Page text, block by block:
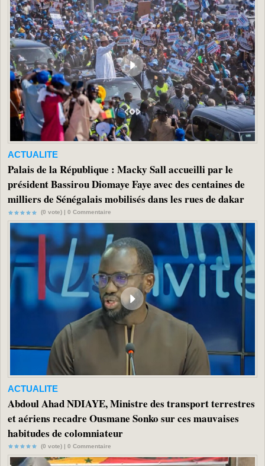
ACTUALITE
Palais de la République : Macky Sall accueilli par le
président Bassirou Diomaye Faye avec des centaines de
milliers de Sénégalais mobilisés dans les rues de dakar
(0 vote) | 0 Commentaire
ACTUALITE
Abdoul Ahad NDIAYE, Ministre des transport terrestres
et aériens recadre Ousmane Sonko sur ces mauvaises
habitudes de colomniateur
(0 vote) | 0 Commentaire